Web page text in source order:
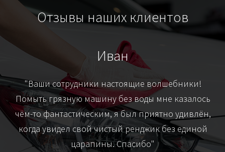
Отзывы наших клиентов
Иван
"Ваши сотрудники настоящие волшебники!
Помыть грязную машину без воды мне казалось
чём-то фантастическим, я был приятно удивлён,
когда увидел свой чистый ренджик без единой
царапины. Спасибо"